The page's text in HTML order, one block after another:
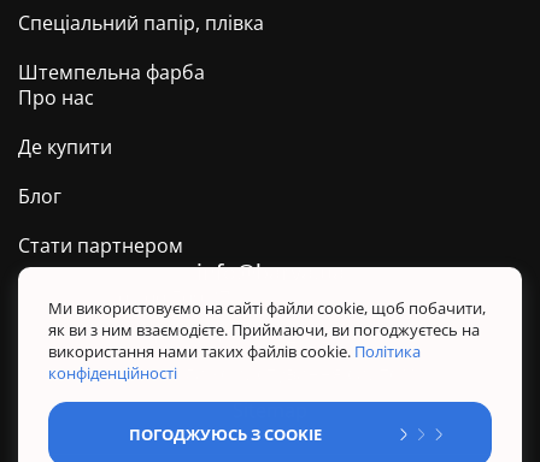
Спеціальний папір, плівка
Штемпельна фарба
Про нас
Де купити
Блог
Стати партнером
Техпідтримка ТМ BARVA
Політика конфіденційності
Правила користування сайтом
Sitemap
info@barva.ua
Ми використовуємо на сайті файли cookie, щоб побачити,
як ви з ним взаємодієте. Приймаючи, ви погоджуєтесь на
використання нами таких файлів cookie. Політика
конфіденційності
ПОГОДЖУЮСЬ З COOKIE